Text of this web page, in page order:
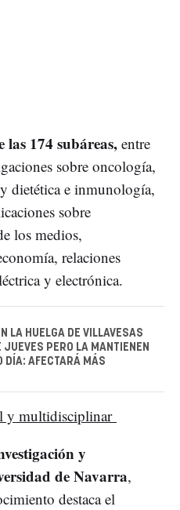
174 subáreas, entre
sobre oncología,
dietética e inmunología,
sobre
los medios,
relaciones
y electrónica.
LA HUELGA DE VILLAVESAS
JUEVES PERO LA MANTIENEN
DÍA: AFECTARÁ MÁS
y multidisciplinar
y
de Navarra,
destaca el